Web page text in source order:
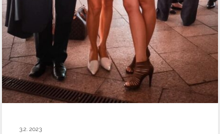
3.2. 2023